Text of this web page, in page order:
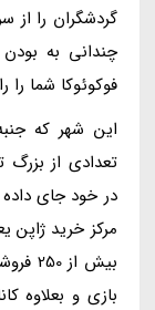
گردشگران را از
چندانی به
فوکوئوکا شما
این شهر که
تعدادی از بزرگ
در خود جای داده
بیش
بازی و بعلاوه